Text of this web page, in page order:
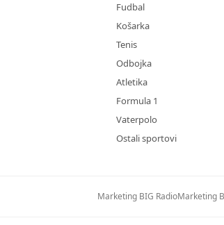
Fudbal
Košarka
Tenis
Odbojka
Atletika
Formula 1
Vaterpolo
Ostali sportovi
Marketing BIG RadioMarketing